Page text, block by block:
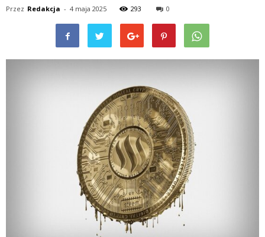
Przez Redakcja - 4 maja 2025 293 0